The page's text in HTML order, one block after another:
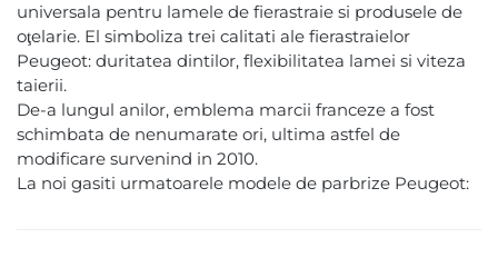
universala pentru lamele de fierastraie si produsele de
oţelarie. El simboliza trei calitati ale fierastraielor
Peugeot: duritatea dintilor, flexibilitatea lamei si viteza
taierii.
De-a lungul anilor, emblema marcii franceze a fost
schimbata de nenumarate ori, ultima astfel de
modificare survenind in 2010.
La noi gasiti urmatoarele modele de parbrize Peugeot: